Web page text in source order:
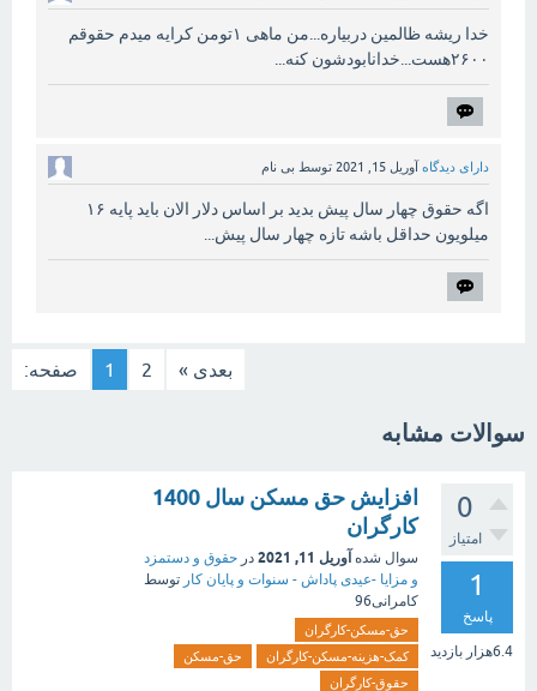
خدا ریشه ظالمین دربیاره...من ماهی ۱تومن کرایه میدم حقوقم
۲۶۰۰هست...خدانابودشون کنه...
دارای دیدگاه آوریل 15, 2021 توسط بی نام
اگه حقوق چهار سال پیش بدید بر اساس دلار الان باید پایه ۱۶
میلویون حداقل باشه تازه چهار سال پیش...
صفحه: 1 2 بعدی »
سوالات مشابه
0
امتیاز
1
پاسخ
6.4هزار بازدید
افزایش حق مسکن سال 1400
کارگران
سوال شده آوریل 11, 2021 در حقوق و دستمزد
و مزایا -عیدی پاداش - سنوات و پایان کار توسط
کامرانی96
حق-مسکن-کارگران
کمک-هزینه-مسکن-کارگران
حق-مسکن
حقوق-کارگران